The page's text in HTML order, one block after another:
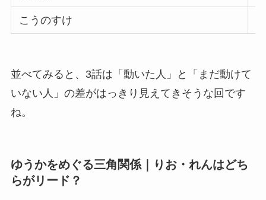
こうのすけ
並べてみると、3話は「動いた人」と「まだ動けて
いない人」の差がはっきり見えてきそうな回です
ね。
ゆうかをめぐる三角関係｜りお・れんはどち
らがリード？